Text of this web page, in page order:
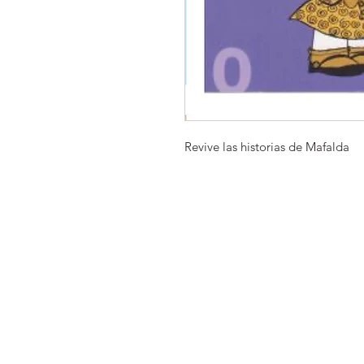
Revive las historias de Mafalda